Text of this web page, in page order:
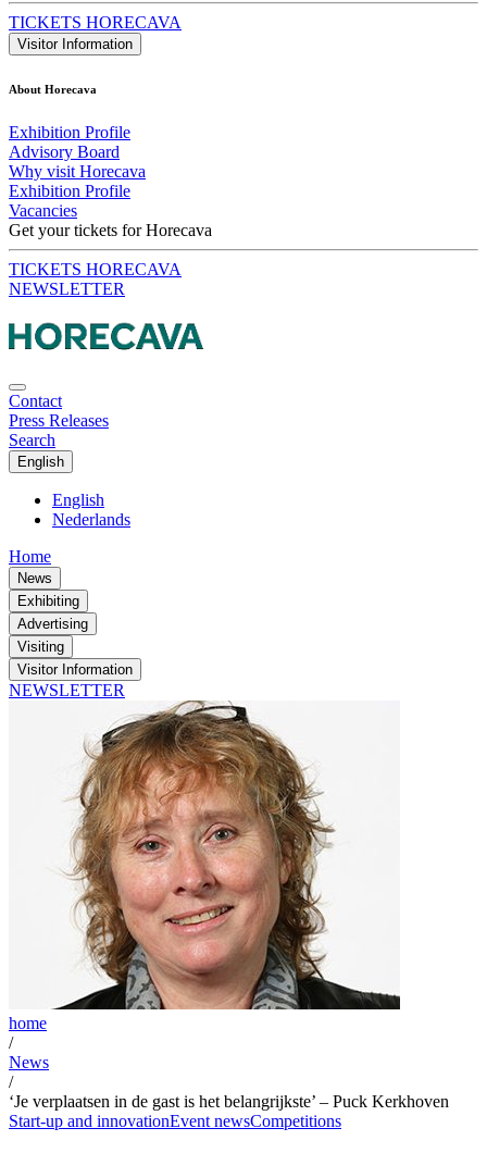
TICKETS HORECAVA
Visitor Information
About Horecava
Exhibition Profile
Advisory Board
Why visit Horecava
Exhibition Profile
Vacancies
Get your tickets for Horecava
TICKETS HORECAVA
NEWSLETTER
Contact
Press Releases
Search
English
English
Nederlands
Home
News
Exhibiting
Advertising
Visiting
Visitor Information
NEWSLETTER
home
/
News
/
‘Je verplaatsen in de gast is het belangrijkste’ – Puck Kerkhoven
Start-up and innovationEvent newsCompetitions